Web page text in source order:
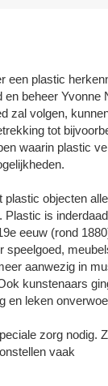
een plastic
beheer Yvonne
zal volgen,
tot
waarin plastic
objecten
is
eeuw (rond
speelgoed,
aanwezig in
kunstenaars
en leken
zorg nodig.
vaak